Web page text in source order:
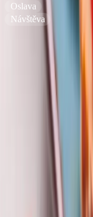
Oslava
Návštěva
Čas přípravy
Ingredience
Bambino Originál
(červená a